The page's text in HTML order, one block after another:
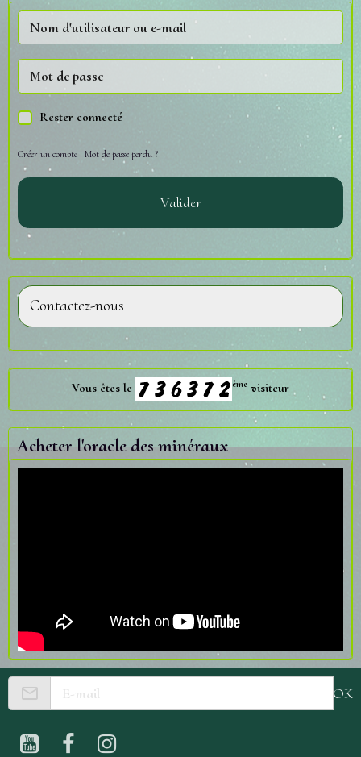
Rester connecté
Créer un compte | Mot de passe perdu ?
Valider
Contactez-nous
Vous êtes le ème visiteur
Acheter l'oracle des minéraux
OK